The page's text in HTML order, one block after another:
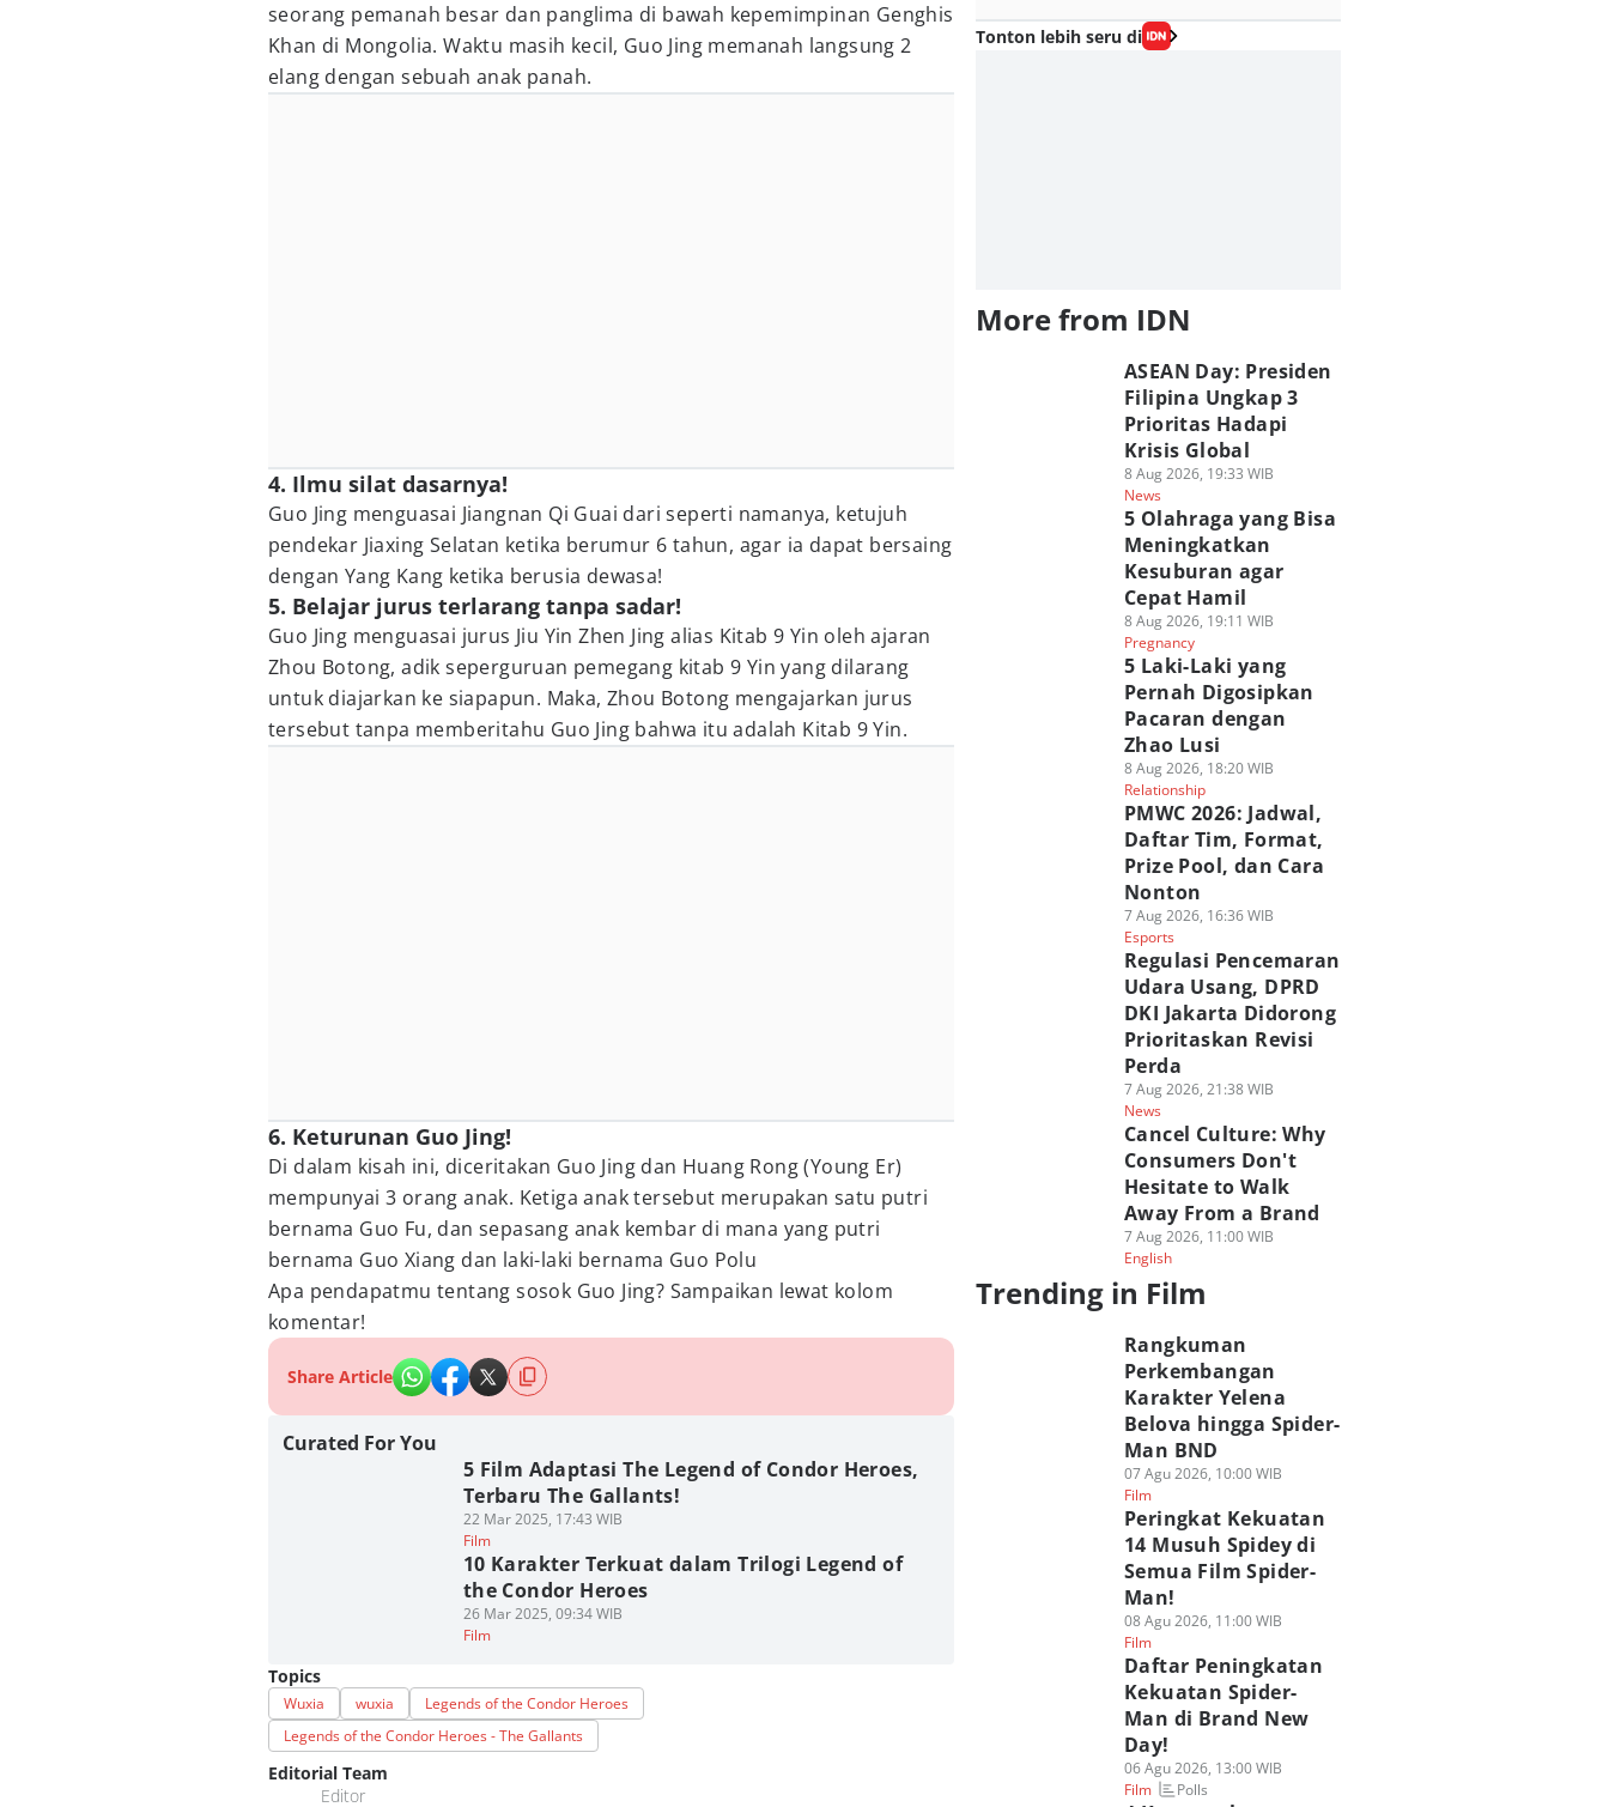
seorang pemanah besar dan panglima di bawah kepemimpinan Genghis
Khan di Mongolia. Waktu masih kecil, Guo Jing memanah langsung 2
elang dengan sebuah anak panah.
4. Ilmu silat dasarnya!
Guo Jing menguasai Jiangnan Qi Guai dari seperti namanya, ketujuh
pendekar Jiaxing Selatan ketika berumur 6 tahun, agar ia dapat bersaing
dengan Yang Kang ketika berusia dewasa!
5. Belajar jurus terlarang tanpa sadar!
Guo Jing menguasai jurus Jiu Yin Zhen Jing alias Kitab 9 Yin oleh ajaran
Zhou Botong, adik seperguruan pemegang kitab 9 Yin yang dilarang
untuk diajarkan ke siapapun. Maka, Zhou Botong mengajarkan jurus
tersebut tanpa memberitahu Guo Jing bahwa itu adalah Kitab 9 Yin.
6. Keturunan Guo Jing!
Di dalam kisah ini, diceritakan Guo Jing dan Huang Rong (Young Er)
mempunyai 3 orang anak. Ketiga anak tersebut merupakan satu putri
bernama Guo Fu, dan sepasang anak kembar di mana yang putri
bernama Guo Xiang dan laki-laki bernama Guo Polu
Apa pendapatmu tentang sosok Guo Jing? Sampaikan lewat kolom
komentar!
Share Article
Curated For You
5 Film Adaptasi The Legend of Condor Heroes,
Terbaru The Gallants!
22 Mar 2025, 17:43 WIB
Film
10 Karakter Terkuat dalam Trilogi Legend of
the Condor Heroes
26 Mar 2025, 09:34 WIB
Film
Topics
Wuxia wuxia
Legends of the Condor Heroes
Legends of the Condor Heroes - The Gallants
Editorial Team
Editor
Tonton lebih seru di
More from IDN
ASEAN Day: Presiden
Filipina Ungkap 3
Prioritas Hadapi
Krisis Global
8 Aug 2026, 19:33 WIB
News
5 Olahraga yang Bisa
Meningkatkan
Kesuburan agar
Cepat Hamil
8 Aug 2026, 19:11 WIB
Pregnancy
5 Laki-Laki yang
Pernah Digosipkan
Pacaran dengan
Zhao Lusi
8 Aug 2026, 18:20 WIB
Relationship
PMWC 2026: Jadwal,
Daftar Tim, Format,
Prize Pool, dan Cara
Nonton
7 Aug 2026, 16:36 WIB
Esports
Regulasi Pencemaran
Udara Usang, DPRD
DKI Jakarta Didorong
Prioritaskan Revisi
Perda
7 Aug 2026, 21:38 WIB
News
Cancel Culture: Why
Consumers Don't
Hesitate to Walk
Away From a Brand
7 Aug 2026, 11:00 WIB
English
Trending in Film
Rangkuman
Perkembangan
Karakter Yelena
Belova hingga Spider-
Man BND
07 Agu 2026, 10:00 WIB
Film
Peringkat Kekuatan
14 Musuh Spidey di
Semua Film Spider-
Man!
08 Agu 2026, 11:00 WIB
Film
Daftar Peningkatan
Kekuatan Spider-
Man di Brand New
Day!
06 Agu 2026, 13:00 WIB
Film
Polls